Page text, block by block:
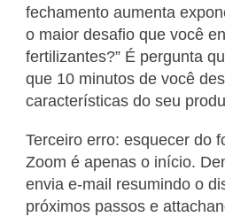
fechamento aumenta
o maior desafio que você
fertilizantes?” É pergunta
que 10 minutos de você
características do seu
Terceiro erro: esquecer do
Zoom é apenas o início.
envia e-mail resumindo o
próximos passos e